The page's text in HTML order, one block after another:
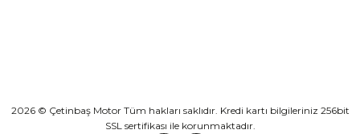
2026 © Çetinbaş Motor Tüm hakları saklıdır. Kredi kartı bilgileriniz 256bit
SSL sertifikası ile korunmaktadır.